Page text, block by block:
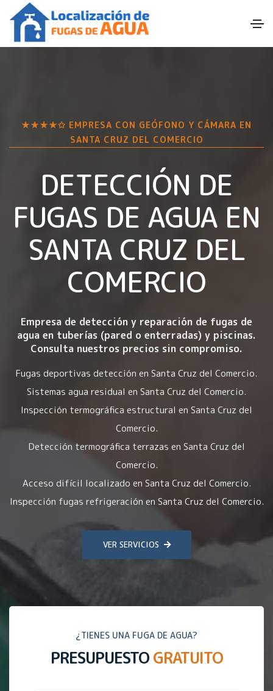
★★★★✩ EMPRESA CON GEÓFONO Y CÁMARA EN
SANTA CRUZ DEL COMERCIO
DETECCIÓN DE
FUGAS DE AGUA EN
SANTA CRUZ DEL
COMERCIO
Empresa de detección y reparación de fugas de
agua en tuberías (pared o enterradas) y piscinas.
Consulta nuestros precios sin compromiso.
Fugas deportivas detección en Santa Cruz del Comercio.
Sistemas agua residual en Santa Cruz del Comercio.
Inspección termográfica estructural en Santa Cruz del
Comercio.
Detección termográfica terrazas en Santa Cruz del
Comercio.
Acceso difícil localizado en Santa Cruz del Comercio.
Inspección fugas refrigeración en Santa Cruz del Comercio.
VER SERVICIOS
¿TIENES UNA FUGA DE AGUA?
PRESUPUESTO GRATUITO